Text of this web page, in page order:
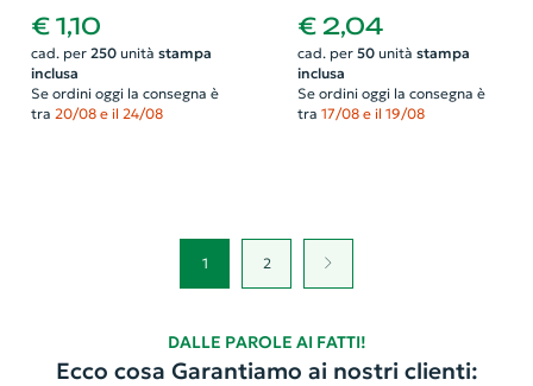
gomma in confezione di
cartone
€ 1,10
cad. per 250unità stampa
inclusa
Se ordini oggi la consegna è
tra 20/08 e il 24/08
€ 2,04
cad. per 50unità stampa
inclusa
Se ordini oggi la consegna è
tra 17/08 e il 19/08
1 2
DALLE PAROLE AI FATTI!
Ecco cosa Garantiamo ai nostri clienti: